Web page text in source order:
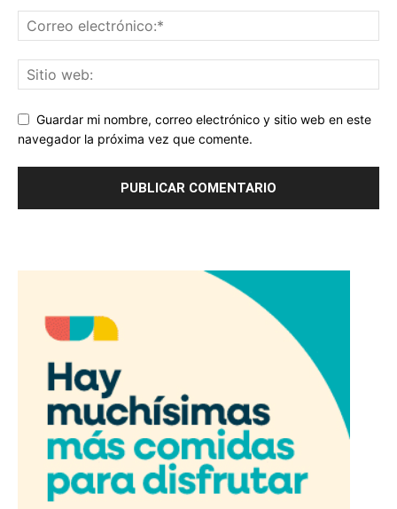
Guardar mi nombre, correo electrónico y sitio web en este
navegador la próxima vez que comente.